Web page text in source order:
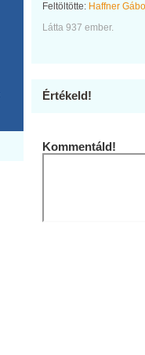
Feltöltötte: Haffner
Látta 937 ember.
Értékeld!
Kommentáld!